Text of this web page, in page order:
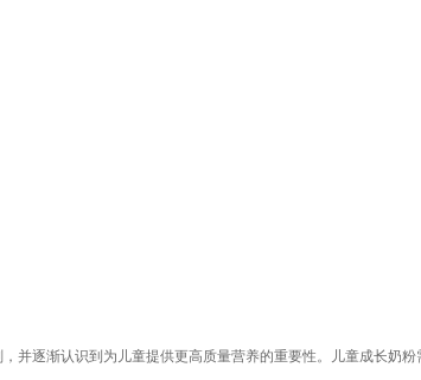
并逐渐认识到为儿童提供更高质量营养的重要性。儿童成长奶